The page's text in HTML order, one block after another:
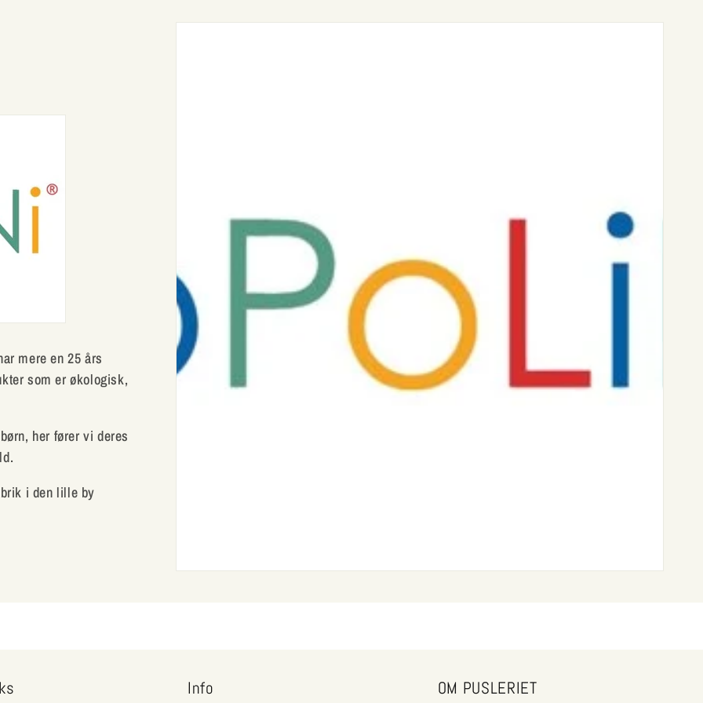
mere en 25 års
som er økologisk,
her fører vi deres
i den lille by
Info OM PUSLERIET